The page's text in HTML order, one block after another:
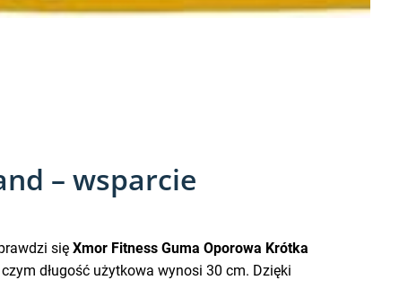
– wsparcie
się Xmor Fitness Guma Oporowa Krótka
długość użytkowa wynosi 30 cm. Dzięki